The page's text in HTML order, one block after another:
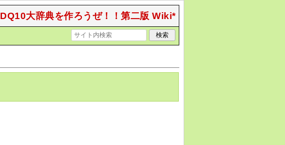
DQ10大辞典を作ろうぜ！！第二版 Wiki*